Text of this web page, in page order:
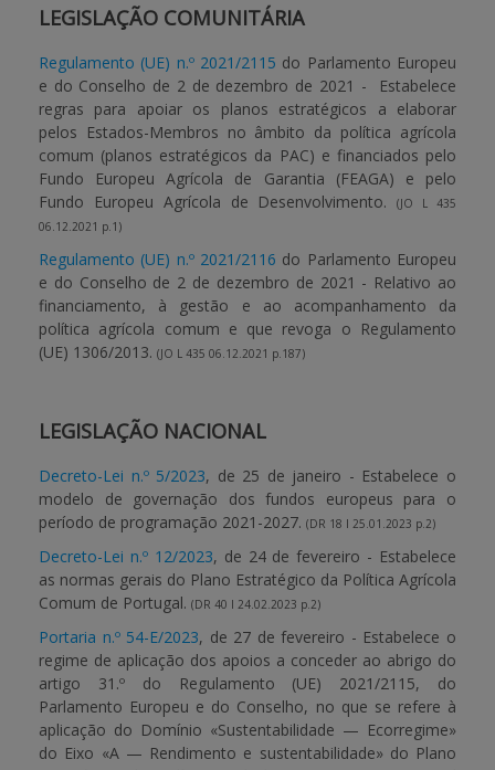
LEGISLAÇÃO COMUNITÁRIA
Regulamento (UE) n.º 2021/2115 do Parlamento Europeu
e do Conselho de 2 de dezembro de 2021 - Estabelece
regras para apoiar os planos estratégicos a elaborar
pelos Estados-Membros no âmbito da política agrícola
comum (planos estratégicos da PAC) e financiados pelo
Fundo Europeu Agrícola de Garantia (FEAGA) e pelo
Fundo Europeu Agrícola de Desenvolvimento.(JO L 435
06.12.2021 p.1)
Regulamento (UE) n.º 2021/2116 do Parlamento Europeu
e do Conselho de 2 de dezembro de 2021 - Relativo ao
financiamento, à gestão e ao acompanhamento da
política agrícola comum e que revoga o Regulamento
(UE) 1306/2013. (JO L 435 06.12.2021 p.187)
LEGISLAÇÃO NACIONAL
Decreto-Lei n.º 5/2023, de 25 de janeiro - Estabelece o
modelo de governação dos fundos europeus para o
período de programação 2021-2027. (DR 18 I 25.01.2023 p.2)
Decreto-Lei n.º 12/2023, de 24 de fevereiro - Estabelece
as normas gerais do Plano Estratégico da Política Agrícola
Comum de Portugal. (DR 40 I 24.02.2023 p.2)
Portaria n.º 54-E/2023, de 27 de fevereiro - Estabelece o
regime de aplicação dos apoios a conceder ao abrigo do
artigo 31.º do Regulamento (UE) 2021/2115, do
Parlamento Europeu e do Conselho, no que se refere à
aplicação do Domínio «Sustentabilidade — Ecorregime»
do Eixo «A — Rendimento e sustentabilidade» do Plano